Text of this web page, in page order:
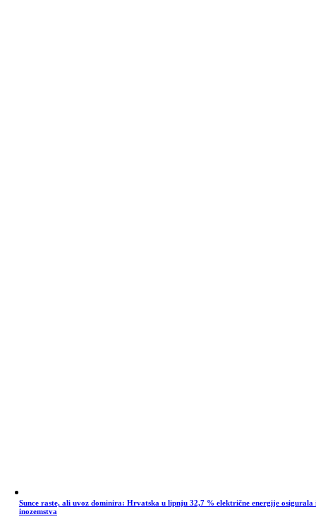
Sunce raste, ali uvoz dominira: Hrvatska u lipnju 32,7 % električne energije osigurala
inozemstva